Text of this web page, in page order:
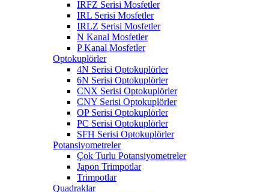
IRFZ Serisi Mosfetler
IRL Serisi Mosfetler
IRLZ Serisi Mosfetler
N Kanal Mosfetler
P Kanal Mosfetler
Optokuplörler
4N Serisi Optokuplörler
6N Serisi Optokuplörler
CNX Serisi Optokuplörler
CNY Serisi Optokuplörler
OP Serisi Optokuplörler
PC Serisi Optokuplörler
SFH Serisi Optokuplörler
Potansiyometreler
Çok Turlu Potansiyometreler
Japon Trimpotlar
Trimpotlar
Quadraklar